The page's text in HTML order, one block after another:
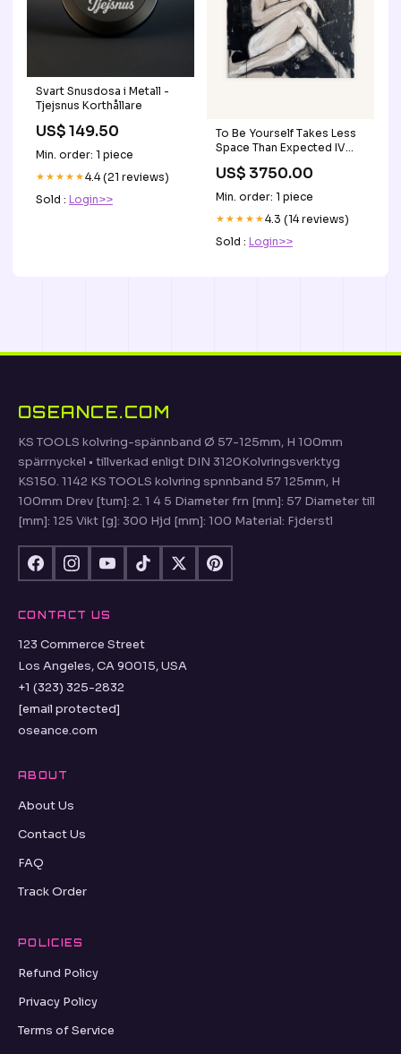
Svart Snusdosa i Metall -
Tjejsnus Korthållare
US$ 149.50
Min. order: 1 piece
★★★★★4.4 (21 reviews)
Sold : Login>>
To Be Yourself Takes Less
Space Than Expected IV
US$ 3750.00
Min. order: 1 piece
★★★★★4.3 (14 reviews)
Sold : Login>>
OSEANCE.COM
KS TOOLS kolvring-spännband Ø 57-125mm, H 100mm
spärrnyckel • tillverkad enligt DIN 3120Kolvringsverktyg
KS150. 1142 KS TOOLS kolvring spnnband 57 125mm, H
100mm Drev [tum]: 2. 1 4 5 Diameter frn [mm]: 57 Diameter till
[mm]: 125 Vikt [g]: 300 Hjd [mm]: 100 Material: Fjderstl
CONTACT US
123 Commerce Street
Los Angeles, CA 90015, USA
+1 (323) 325-2832
[email protected]
oseance.com
ABOUT
About Us
Contact Us
FAQ
Track Order
POLICIES
Refund Policy
Privacy Policy
Terms of Service